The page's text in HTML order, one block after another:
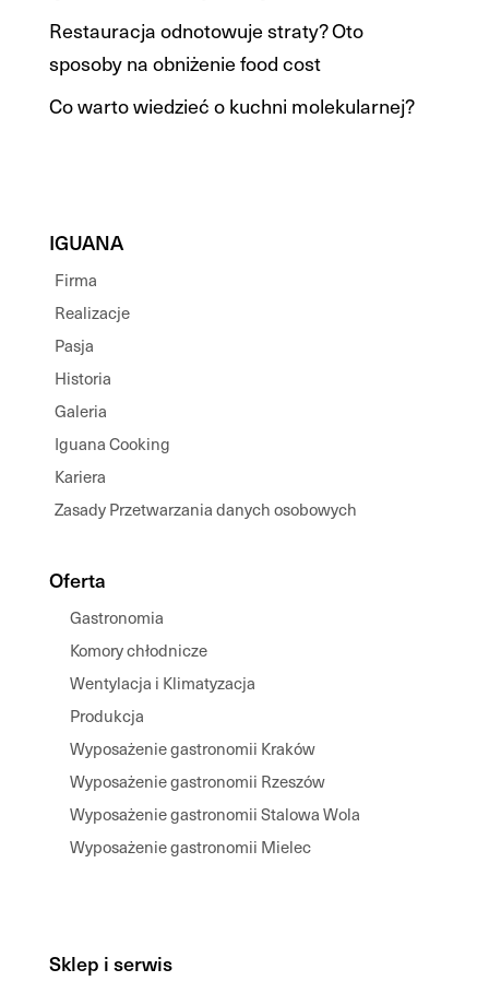
Restauracja odnotowuje straty? Oto
sposoby na obniżenie food cost
Co warto wiedzieć o kuchni molekularnej?
IGUANA
Firma
Realizacje
Pasja
Historia
Galeria
Iguana Cooking
Kariera
Zasady Przetwarzania danych osobowych
Oferta
Gastronomia
Komory chłodnicze
Wentylacja i Klimatyzacja
Produkcja
Wyposażenie gastronomii Kraków
Wyposażenie gastronomii Rzeszów
Wyposażenie gastronomii Stalowa Wola
Wyposażenie gastronomii Mielec
Sklep i serwis